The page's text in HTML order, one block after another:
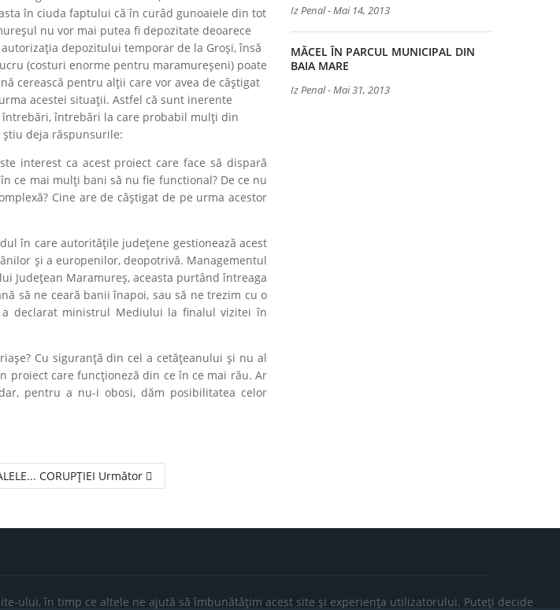
în ciuda faptului că în curâd gunoaiele din tot
nu vor mai putea fi depozitate deoarece
depozitului temporar de la Groși, însă
(costuri enorme pentru maramureșeni) poate
cerească pentru alții care vor avea de câștigat
acestei situații. Astfel că sunt inerente
întrebări, întrebări la care probabil mulți din
știu deja răspunsurile:
interest ca acest proiect care face să dispară
ce mai mulți bani să nu fie functional? De ce nu
Cine are de câștigat de pe urma acestor
în care autoritățile județene gestionează acest
și a europenilor, deopotrivă. Managementul
Județean Maramureș, aceasta purtând întreaga
să ne ceară banii înapoi, sau să ne trezim cu o
declarat ministrul Mediului la finalul vizitei în
Cu siguranță din cel a cetățeanului și nu al
proiect care funcționeză din ce în ce mai rău. Ar
pentru a nu-i obosi, dăm posibilitatea celor
CORUPȚIEI Următor
Iz Penal-Mai 14, 2013
MĂCEL ÎN PARCUL MUNICIPAL DIN
BAIA MARE
Iz Penal-Mai 31, 2013
ului, în timp ce altele ne ajută să îmbunătățim acest site și experiența utilizatorului. Puteți decide